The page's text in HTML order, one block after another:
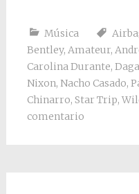
Música
Bentley, Amateur,
Carolina Durante,
Nixon, Nacho Casado,
Chinarro, Star Trip,
comentario